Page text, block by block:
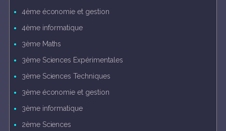
4ème économie et gestion
4ème informatique
3ème Maths
3ème Sciences Expérimentales
3ème Sciences Techniques
3ème économie et gestion
3ème informatique
2ème Sciences